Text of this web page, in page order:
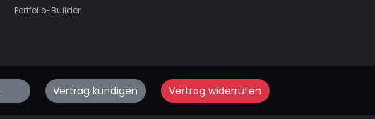
Portfolio-Builder
Vertrag kündigen Vertrag widerrufen